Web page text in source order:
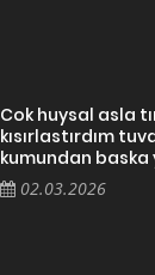
Cok huysal asla
kısırlastırdım
kumundan baska
02.03.2026